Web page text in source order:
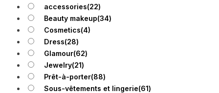
accessories(22)
Beauty makeup(34)
Cosmetics(4)
Dress(28)
Glamour(62)
Jewelry(21)
Prêt-à-porter(88)
Sous-vêtements et lingerie(61)